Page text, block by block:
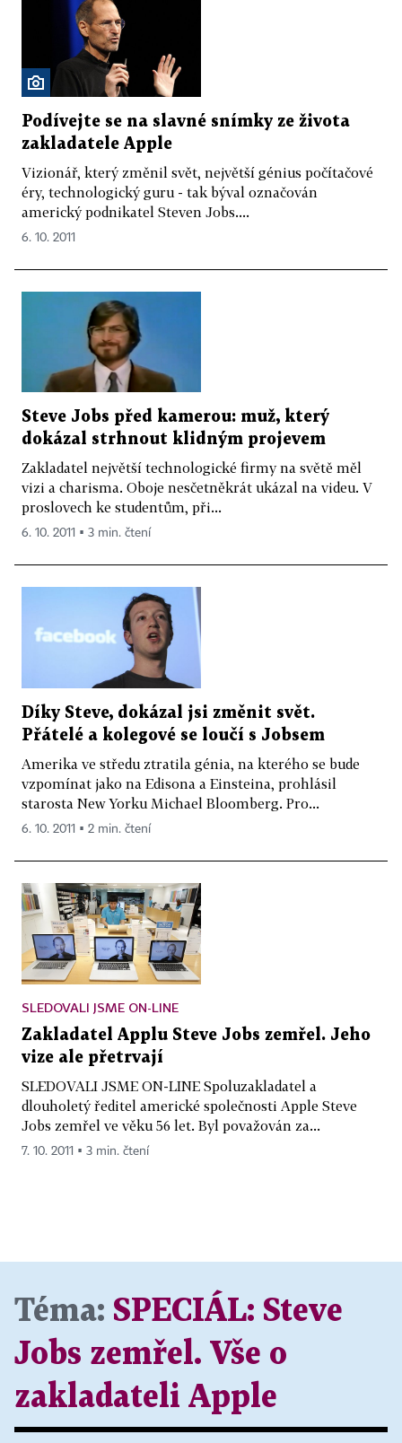
Podívejte se na slavné snímky ze života
zakladatele Apple
Vizionář, který změnil svět, největší génius počítačové
éry, technologický guru - tak býval označován
americký podnikatel Steven Jobs....
6. 10. 2011
Steve Jobs před kamerou: muž, který
dokázal strhnout klidným projevem
Zakladatel největší technologické firmy na světě měl
vizi a charisma. Oboje nesčetněkrát ukázal na videu. V
proslovech ke studentům, při...
6. 10. 2011 ▪ 3 min. čtení
Díky Steve, dokázal jsi změnit svět.
Přátelé a kolegové se loučí s Jobsem
Amerika ve středu ztratila génia, na kterého se bude
vzpomínat jako na Edisona a Einsteina, prohlásil
starosta New Yorku Michael Bloomberg. Pro...
6. 10. 2011 ▪ 2 min. čtení
SLEDOVALI JSME ON-LINE
Zakladatel Applu Steve Jobs zemřel. Jeho
vize ale přetrvají
SLEDOVALI JSME ON-LINE Spoluzakladatel a
dlouholetý ředitel americké společnosti Apple Steve
Jobs zemřel ve věku 56 let. Byl považován za...
7. 10. 2011 ▪ 3 min. čtení
Téma: SPECIÁL: Steve
Jobs zemřel. Vše o
zakladateli Apple